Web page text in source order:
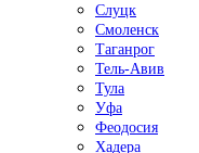
Слуцк
Смоленск
Таганрог
Тель-Авив
Тула
Уфа
Феодосия
Хадера